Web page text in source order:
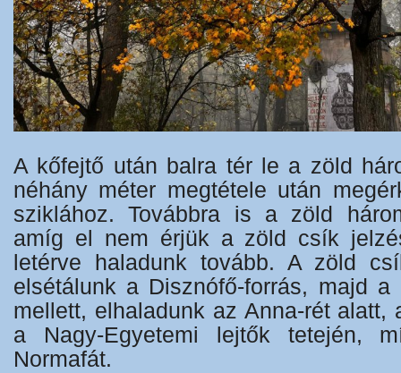
A kőfejtő után balra tér le a zöld
néhány méter megtétele után
sziklához. Továbbra is a zöld
amíg el nem érjük a zöld csík
letérve haladunk tovább. A zöld
elsétálunk a Disznófő-forrás, majd a
mellett, elhaladunk az Anna-rét alatt,
a Nagy-Egyetemi lejtők tetején,
Normafát.